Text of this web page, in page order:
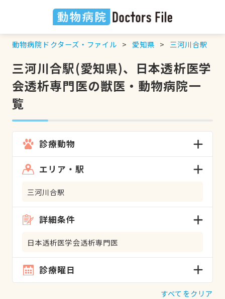
動物病院ドクターズ・ファイル 愛知県 三河川合駅
三河川合駅(愛知県)、日本透析医学
会透析専門医の獣医・動物病院一
覧
診療動物
エリア・駅
三河川合駅
詳細条件
日本透析医学会透析専門医
診療曜日
すべてをクリア